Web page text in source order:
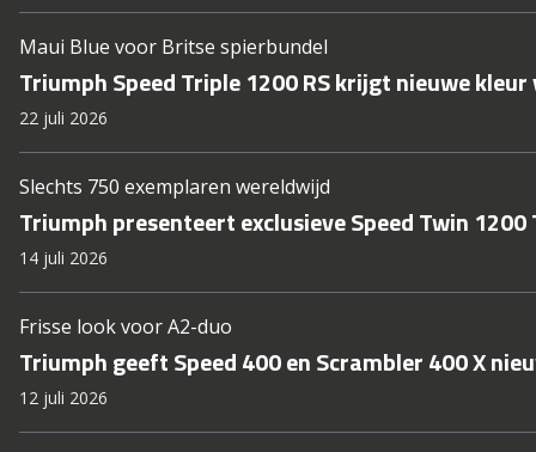
Maui Blue voor Britse spierbundel
Triumph Speed Triple 1200 RS krijgt nieuwe
22 juli 2026
Slechts 750 exemplaren wereldwijd
Triumph presenteert exclusieve Speed Twin 1200
14 juli 2026
Frisse look voor A2-duo
Triumph geeft Speed 400 en Scrambler 400 X
12 juli 2026